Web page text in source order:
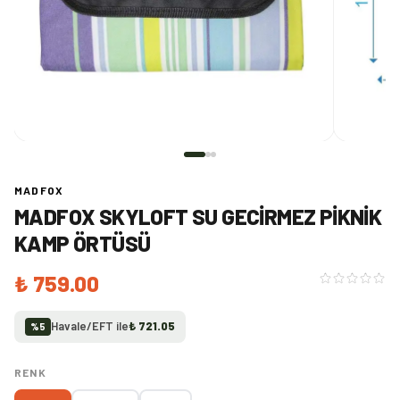
MADFOX
MADFOX SKYLOFT SU GECIRMEZ PIKNIK
KAMP ÖRTÜSÜ
₺ 759.00
%5 Havale/EFT ile₺ 721.05
RENK